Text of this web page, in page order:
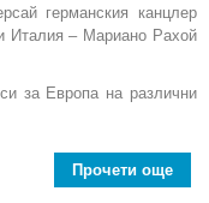
германския канцлер
Италия – Мариано Рахой
за Европа на различни
Прочети още